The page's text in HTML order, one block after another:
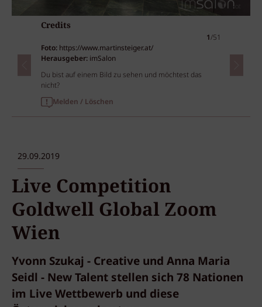
Credits
1/51
Foto: https://www.martinsteiger.at/
Herausgeber: imSalon
Du bist auf einem Bild zu sehen und möchtest das
nicht?
Melden / Löschen
29.09.2019
Live Competition
Goldwell Global Zoom
Wien
Yvonn Szukaj - Creative und Anna Maria
Seidl - New Talent stellen sich 78 Nationen
im Live Wettbewerb und diese